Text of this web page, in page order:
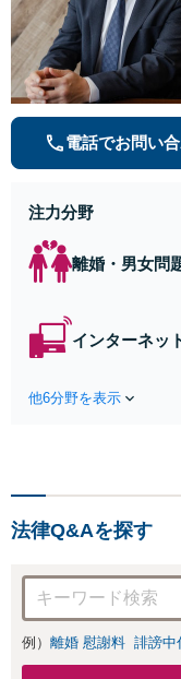
電話でお問い
注力分野
離婚・男女問
インターネッ
他6分野を表示
法律Q&Aを探す
例） 離婚 慰謝料 誹謗中